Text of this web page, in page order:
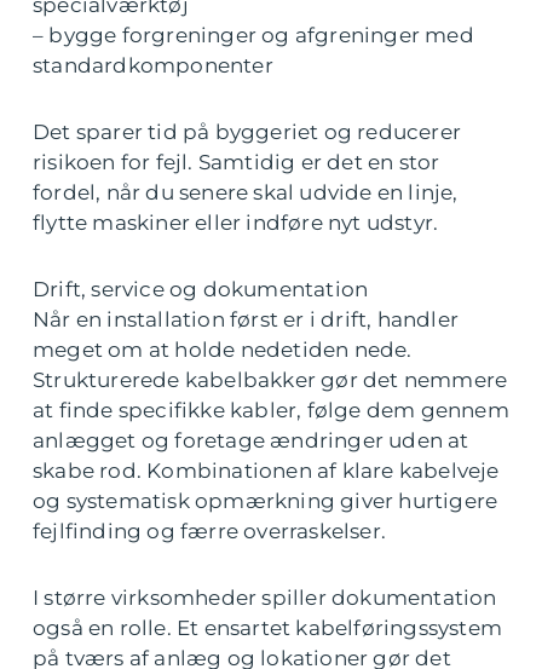
specialværktøj
– bygge forgreninger og afgreninger med
standardkomponenter
Det sparer tid på byggeriet og reducerer
risikoen for fejl. Samtidig er det en stor
fordel, når du senere skal udvide en linje,
flytte maskiner eller indføre nyt udstyr.
Drift, service og dokumentation
Når en installation først er i drift, handler
meget om at holde nedetiden nede.
Strukturerede kabelbakker gør det nemmere
at finde specifikke kabler, følge dem gennem
anlægget og foretage ændringer uden at
skabe rod. Kombinationen af klare kabelveje
og systematisk opmærkning giver hurtigere
fejlfinding og færre overraskelser.
I større virksomheder spiller dokumentation
også en rolle. Et ensartet kabelføringssystem
på tværs af anlæg og lokationer gør det